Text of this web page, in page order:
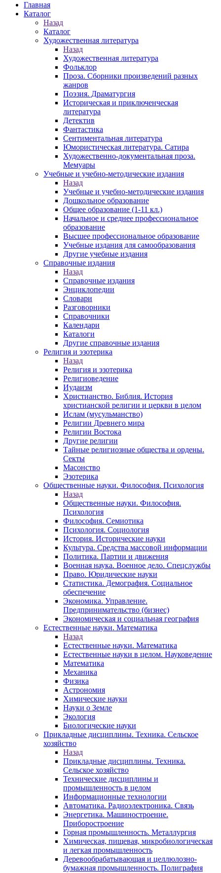
Главная
Каталог
Назад
Каталог
Художественная литература
Назад
Художественная литература
Фольклор
Проза. Сборники произведений разных
жанров
Поэзия. Драматургия
Историческая и приключенческая
литература
Детектив
Фантастика
Сентиментальная литература
Юмористическая литература. Сатира
Художественно-документальная проза.
Мемуары
Учебные и учебно-методические издания
Назад
Учебные и учебно-методические издания
Дошкольное образование
Общее образование (1-11 кл.)
Начальное и среднее профессиональное
образование
Высшее профессиональное образование
Учебные издания для самообразования
Другие учебные издания
Справочные издания
Назад
Справочные издания
Энциклопедии
Словари
Разговорники
Справочники
Календари
Каталоги
Другие справочные издания
Религия и эзотерика
Назад
Религия и эзотерика
Религиоведение
Иудаизм
Христианство. Библия. История
христианской религии и церкви в целом
Ислам (мусульманство)
Религии Древнего мира
Религии Востока
Другие религии
Тайные религиозные общества и ордены.
Секты
Масонство
Эзотерика
Общественные науки. Философия. Психология
Назад
Общественные науки. Философия.
Психология
Философия. Семиотика
Психология. Социология
История. Исторические науки
Культура. Средства массовой информации
Политика. Партии и движения
Военная наука. Военное дело. Спецслужбы
Право. Юридические науки
Статистика. Демография. Социальное
обеспечение
Экономика. Управление.
Предпринимательство (бизнес)
Экономическая и социальная география
Естественные науки. Математика
Назад
Естественные науки. Математика
Естественные науки в целом. Науковедение
Математика
Механика
Физика
Астрономия
Химические науки
Науки о Земле
Экология
Биологические науки
Прикладные дисциплины. Техника. Сельское
хозяйство
Назад
Прикладные дисциплины. Техника.
Сельское хозяйство
Технические дисциплины и
промышленность в целом
Информационные технологии
Автоматика. Радиоэлектроника. Связь
Энергетика. Машиностроение.
Приборостроение
Горная промышленность. Металлургия
Химическая, пищевая, микробиологическая
и легкая промышленность
Деревообрабатывающая и целлюлозно-
бумажная промышленность. Полиграфия